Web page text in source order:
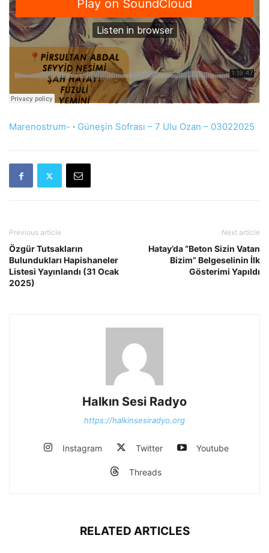
Marenostrum- · Güneşin Sofrası – 7 Ulu Ozan – 03022025
Previous article
Özgür Tutsakların
Bulundukları Hapishaneler
Listesi Yayınlandı (31 Ocak
2025)
Next article
Hatay’da “Beton Sizin Vatan
Bizim” Belgeselinin İlk
Gösterimi Yapıldı
Halkın Sesi Radyo
https://halkinsesiradyo.org
Instagram Twitter Youtube
Threads
RELATED ARTICLES